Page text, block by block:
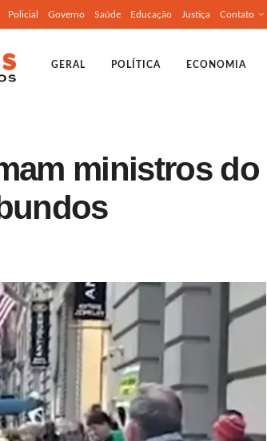
Policial Governo Saúde Educação Justiça Contato
GERAL POLÍTICA ECONOMIA
ministros do